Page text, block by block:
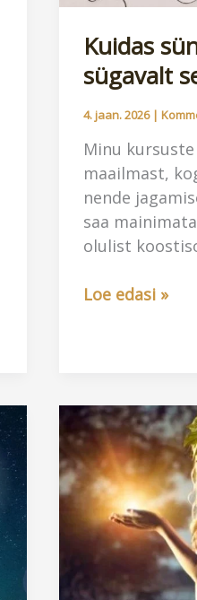
Kuidas
sügavalt
4. jaan. 2026 |
Minu
maailmast,
nende
saa
olulist
Kuidas
2.osa
Loe edasi »